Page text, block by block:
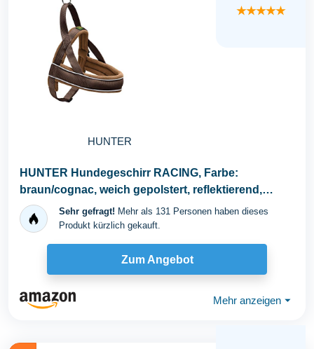
HUNTER
★★★★★
HUNTER Hundegeschirr RACING, Farbe:
braun/cognac, weich gepolstert, reflektierend,
verstellbar...Sehr gefragt! Mehr als 131 Personen haben dieses
Produkt kürzlich gekauft.
Zum Angebot
Mehr anzeigen ⏷